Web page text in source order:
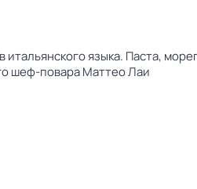
языка. Паста,
шеф-повара Маттео Лаи